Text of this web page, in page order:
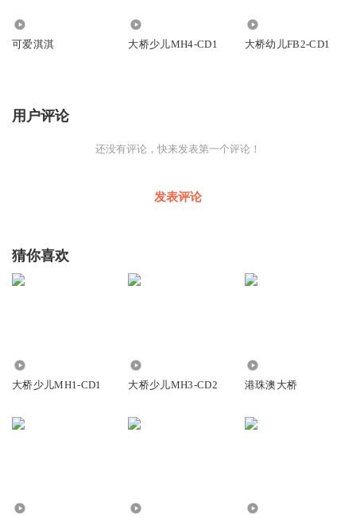
可爱淇淇 大桥少儿MH4-CD1 大桥幼儿FB2-CD1
用户评论
还没有评论，快来发表第一个评论！
发表评论
猜你喜欢
大桥少儿MH1-CD1 大桥少儿MH3-CD2 港珠澳大桥